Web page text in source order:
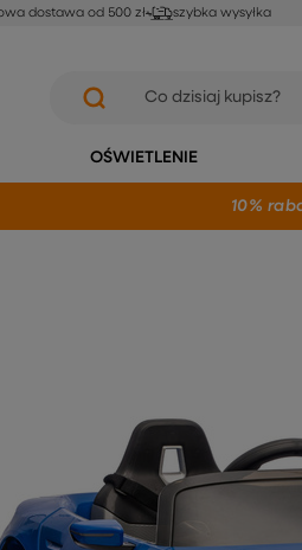
dostawa od 500 zł szybka wysyłka
OŚWIETLENIE
10%